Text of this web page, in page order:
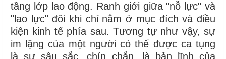
tầng lớp lao động. Ranh giới giữa "nỗ lực" và
"lao lực" đôi khi chỉ nằm ở mục đích và điều
kiện kinh tế phía sau. Tương tự như vậy, sự
im lặng của một người có thể được ca tụng
là sự sâu sắc, chín chắn, là bản lĩnh của